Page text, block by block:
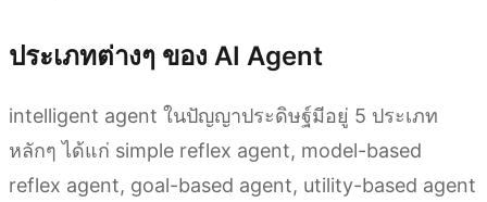
ประเภทต่างๆ ของ AI Agent
intelligent agent ในปัญญาประดิษฐ์มีอยู่ 5 ประเภท
หลักๆ ได้แก่ simple reflex agent, model-based
reflex agent, goal-based agent, utility-based agent